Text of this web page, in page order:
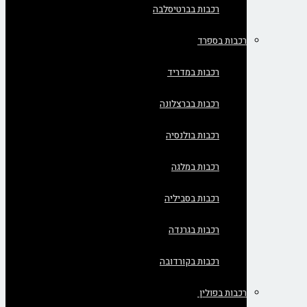
רכבות בברטיסלבה
רכבות בספרד
רכבות במדריד
רכבות בברצלונה
רכבות בולנסיה
רכבות במלגה
רכבות בסביליה
רכבות בגרנדה
רכבות בקורדובה
רכבות בפולין